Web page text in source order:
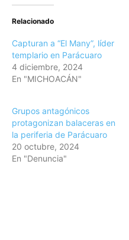
Relacionado
Capturan a “El Many”, líder
templario en Parácuaro
4 diciembre, 2024
En "MICHOACÁN"
Grupos antagónicos
protagonizan balaceras en
la periferia de Parácuaro
20 octubre, 2024
En "Denuncia"